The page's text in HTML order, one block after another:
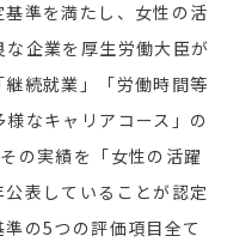
準を満たし、女性の活
企業を厚生労働大臣が
続就業」「労働時間等
なキャリアコース」の
の実績を「女性の活躍
表していることが認定
の5つの評価項目全て